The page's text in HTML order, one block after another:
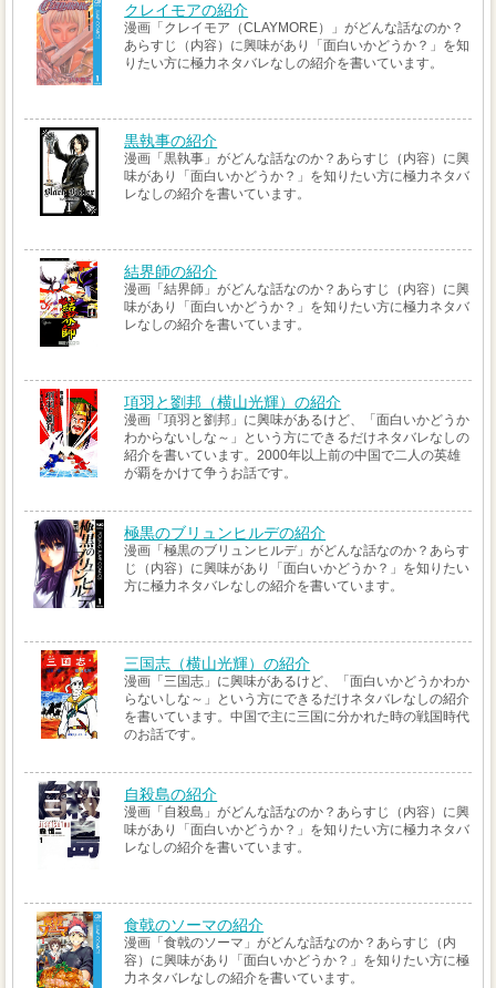
クレイモアの紹介
漫画「クレイモア（CLAYMORE）」がどんな話なのか？
あらすじ（内容）に興味があり「面白いかどうか？」を知
りたい方に極力ネタバレなしの紹介を書いています。
黒執事の紹介
漫画「黒執事」がどんな話なのか？あらすじ（内容）に興
味があり「面白いかどうか？」を知りたい方に極力ネタバ
レなしの紹介を書いています。
結界師の紹介
漫画「結界師」がどんな話なのか？あらすじ（内容）に興
味があり「面白いかどうか？」を知りたい方に極力ネタバ
レなしの紹介を書いています。
項羽と劉邦（横山光輝）の紹介
漫画「項羽と劉邦」に興味があるけど、「面白いかどうか
わからないしな～」という方にできるだけネタバレなしの
紹介を書いています。2000年以上前の中国で二人の英雄
が覇をかけて争うお話です。
極黒のブリュンヒルデの紹介
漫画「極黒のブリュンヒルデ」がどんな話なのか？あらす
じ（内容）に興味があり「面白いかどうか？」を知りたい
方に極力ネタバレなしの紹介を書いています。
三国志（横山光輝）の紹介
漫画「三国志」に興味があるけど、「面白いかどうかわか
らないしな～」という方にできるだけネタバレなしの紹介
を書いています。中国で主に三国に分かれた時の戦国時代
のお話です。
自殺島の紹介
漫画「自殺島」がどんな話なのか？あらすじ（内容）に興
味があり「面白いかどうか？」を知りたい方に極力ネタバ
レなしの紹介を書いています。
食戟のソーマの紹介
漫画「食戟のソーマ」がどんな話なのか？あらすじ（内
容）に興味があり「面白いかどうか？」を知りたい方に極
力ネタバレなしの紹介を書いています。